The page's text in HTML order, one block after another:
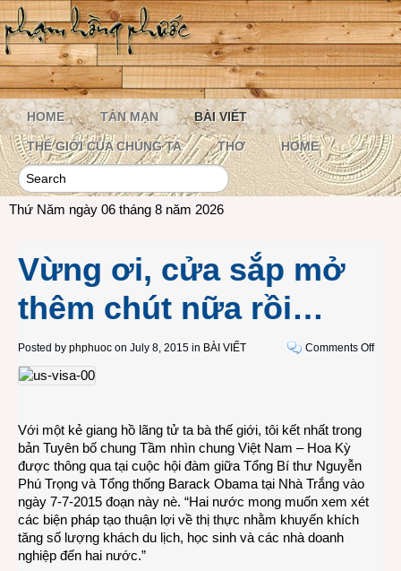
HOME TẢN MẠN BÀI VIẾT
THẾ GIỚI CỦA CHÚNG TA THƠ HOME
Thứ Năm ngày 06 tháng 8 năm 2026
Vừng ơi, cửa sắp mở
thêm chút nữa rồi…
Posted by phphuoc on July 8, 2015 in BÀI VIẾT Comments Offon
Với một kẻ giang hồ lãng tử ta bà thế giới, tôi kết nhất trong
bản Tuyên bố chung Tầm nhìn chung Việt Nam – Hoa Kỳ
được thông qua tại cuộc hội đàm giữa Tổng Bí thư Nguyễn
Phú Trọng và Tổng thống Barack Obama tại Nhà Trắng vào
ngày 7-7-2015 đoạn này nè. “Hai nước mong muốn xem xét
các biện pháp tạo thuận lợi về thị thực nhằm khuyến khích
tăng số lượng khách du lịch, học sinh và các nhà doanh
nghiệp đến hai nước.”